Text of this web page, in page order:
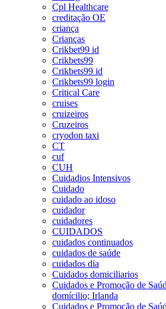
Cpl Healthcare
creditação OE
criança
Crianças
Crikbet99 id
Crikbets99
Crikbets99 id
Crikbets99 login
Critical Care
cruises
cruizeiros
Cruzeiros
cryodon taxi
CT
cuf
CUH
Cuidadios Intensivos
Cuidado
cuidado ao idoso
cuidador
cuidadores
CUIDADOS
cuidados continuados
cuidados de saúde
cuidados dia
Cuidados domiciliarios
Cuidados e Promoção de
domícilio; Irlanda
Cuidados e Promoção de